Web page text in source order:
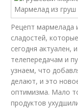
Рецепт мармелада
сладостей,
сегодня актуален,
телепередачам и
узнаем, что
делают, и это
оптимизма. Мало
продуктов